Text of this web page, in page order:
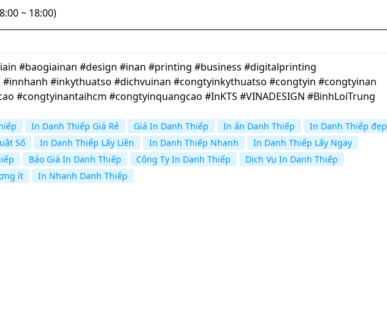
~ 18:00)
#baogiainan #design #inan #printing #business #digitalprinting
#inkythuatso #dichvuinan #congtyinkythuatso #congtyin #congtyinan
#congtyinantaihcm #congtyinquangcao #InKTS #VINADESIGN #BinhLoiTrung
In Danh Thiếp Giá Rẻ Giá In Danh Thiếp In ấn Danh Thiếp
In Danh Thiếp đẹp
Số
In Danh Thiếp Lấy Liền In Danh Thiếp Nhanh
In Danh Thiếp Lấy Ngay
Báo Giá In Danh Thiếp Công Ty In Danh Thiếp
Dịch Vụ In Danh Thiếp
ít
In Nhanh Danh Thiếp